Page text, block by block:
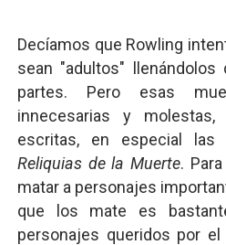
Decíamos que Rowling
sean "adultos"
partes. Pero esas
innecesarias y
escritas, en especial
Reliquias de la Muerte.
matar a personajes
que los mate es
personajes queridos por